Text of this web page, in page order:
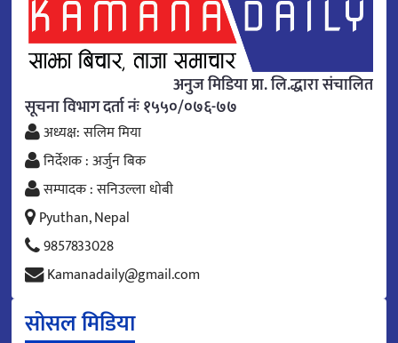
अनुज मिडिया प्रा. लि.द्धारा संचालित
सूचना विभाग दर्ता नंः १५५०/०७६-७७
अध्यक्ष: सलिम मिया
निर्देशक : अर्जुन बिक
सम्पादक : सनिउल्ला धोबी
Pyuthan, Nepal
9857833028
Kamanadaily@gmail.com
सोसल मिडिया